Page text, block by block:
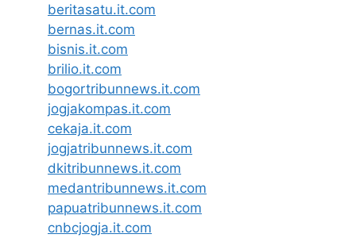
beritasatu.it.com
bernas.it.com
bisnis.it.com
brilio.it.com
bogortribunnews.it.com
jogjakompas.it.com
cekaja.it.com
jogjatribunnews.it.com
dkitribunnews.it.com
medantribunnews.it.com
papuatribunnews.it.com
cnbcjogja.it.com